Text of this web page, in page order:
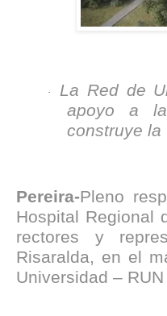
·
La Red de
apoyo a
construye la
Pereira-Pleno
Hospital Regional
rectores y
Risaralda, en el
Universidad –